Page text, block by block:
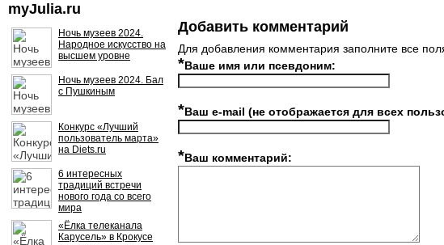
myJulia.ru
Ночь музеев 2024.
Народное искусство на
высшем уровне
Ночь музеев 2024. Бал
с Пушкиным
Конкурс «Лучший
пользователь марта»
на Diets.ru
6 интересных
традиций встречи
нового года со всего
мира
«Ёлка телеканала
Карусель» в Крокусе
Добавить комментарий
Для добавления комментария заполните все
*Ваше имя или псевдоним:
*Ваш e-mail (не отображается для всех
*Ваш комментарий: